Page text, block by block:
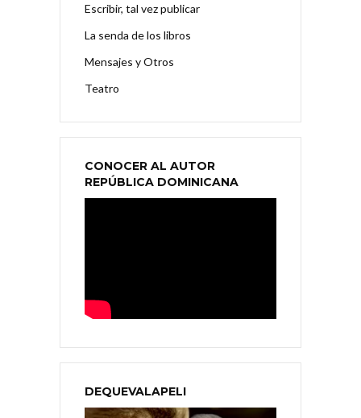
Escribir, tal vez publicar
La senda de los libros
Mensajes y Otros
Teatro
CONOCER AL AUTOR
REPÚBLICA DOMINICANA
DEQUEVALAPELI